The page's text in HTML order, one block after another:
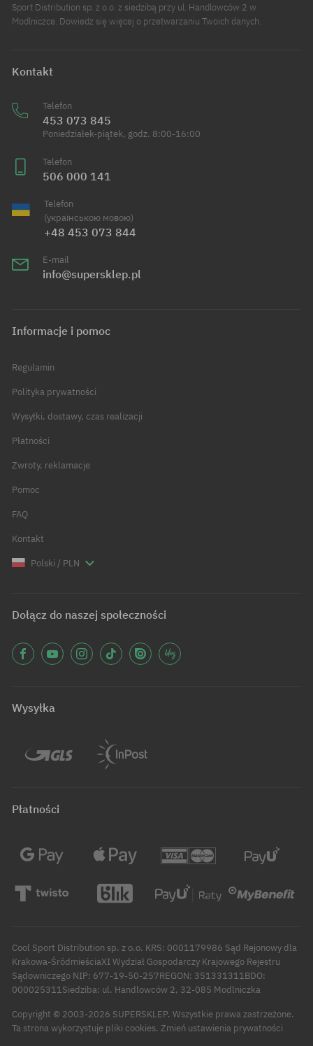
Sport Distribution sp. z o.o. z siedzibą przy ul. Handlowców 2 w
Modlniczce. Dowiedz się więcej o przetwarzaniu Twoich danych.
Kontakt
Telefon
453 073 845
Poniedziałek-piątek, godz. 8:00-16:00
Telefon
506 000 141
Telefon
(українською мовою)
+48 453 073 844
E-mail
info@supersklep.pl
Informacje i pomoc
Regulamin
Polityka prywatności
Wysyłki, dostawy, czas realizacji
Płatności
Zwroty, reklamacje
Pomoc
FAQ
Kontakt
Polski / PLN
Dołącz do naszej społeczności
Wysyłka
Płatności
Cool Sport Distribution sp. z o.o. KRS: 0001179986 Sąd Rejonowy dla
Krakowa-ŚródmieściaXI Wydział Gospodarczy Krajowego Rejestru
Sądowniczego NIP: 677-19-50-257REGON: 351331311BDO:
000025311Siedziba: ul. Handlowców 2, 32-085 Modlniczka
Copyright © 2003-2026 SUPERSKLEP. Wszystkie prawa zastrzeżone.
Ta strona wykorzystuje pliki cookies. Zmień ustawienia prywatności